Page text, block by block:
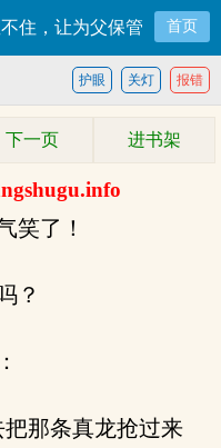
住，让为父保管 首页
报错
关灯
护眼
下一页 进书架
笑了！
？
那条真龙抢过来